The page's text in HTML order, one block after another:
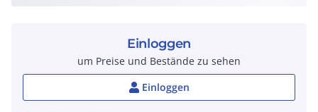
Einloggen
um Preise und Bestände zu sehen
Einloggen